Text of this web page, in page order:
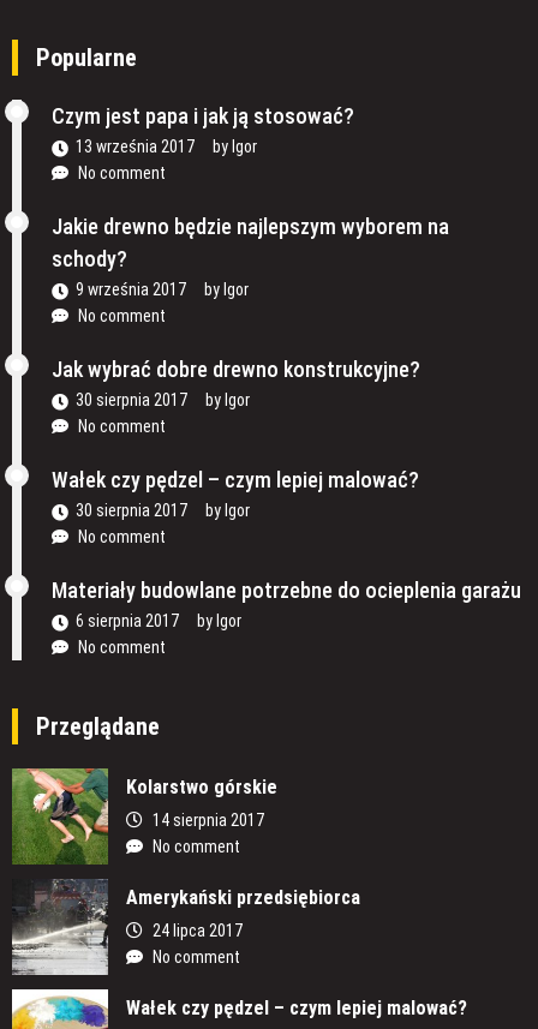
Popularne
Czym jest papa i jak ją stosować?
13 września 2017 by Igor
No comment
Jakie drewno będzie najlepszym wyborem na
schody?
9 września 2017 by Igor
No comment
Jak wybrać dobre drewno konstrukcyjne?
30 sierpnia 2017 by Igor
No comment
Wałek czy pędzel – czym lepiej malować?
30 sierpnia 2017 by Igor
No comment
Materiały budowlane potrzebne do ocieplenia garażu
6 sierpnia 2017 by Igor
No comment
Przeglądane
Kolarstwo górskie
14 sierpnia 2017
No comment
Amerykański przedsiębiorca
24 lipca 2017
No comment
Wałek czy pędzel – czym lepiej malować?